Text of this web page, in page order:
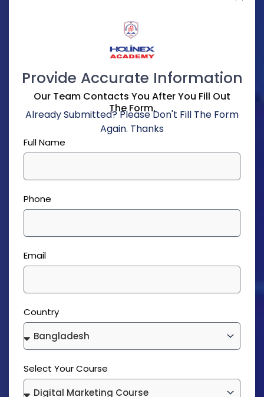
Provide Accurate Information
Our Team Contacts You After You Fill Out
The Form.
Already Submitted? Please Don't Fill The Form
Again. Thanks
Full Name
Phone
Email
Country
Select Your Course